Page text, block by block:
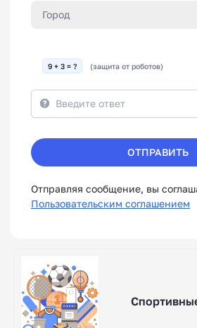
9 + 3 = ? (защита от роботов)
ОТПРАВИТЬ
Отправляя сообщение, вы
Пользовательским соглашением